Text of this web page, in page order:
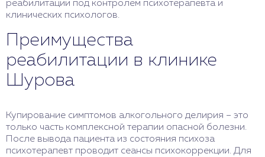
реабилитации под контролем психотерапевта и
клинических психологов.
Преимущества
реабилитации в клинике
Шурова
Купирование симптомов алкогольного делирия – это
только часть комплексной терапии опасной болезни.
После вывода пациента из состояния психоза
психотерапевт проводит сеансы психокоррекции. Для